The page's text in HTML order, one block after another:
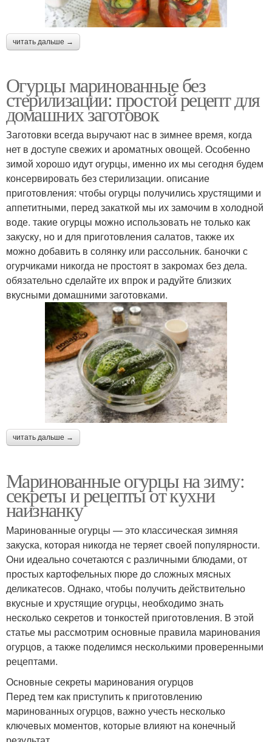
читать дальше →
Огурцы маринованные без
стерилизации: простой рецепт для
домашних заготовок
Заготовки всегда выручают нас в зимнее время, когда
нет в доступе свежих и ароматных овощей. Особенно
зимой хорошо идут огурцы, именно их мы сегодня будем
консервировать без стерилизации. описание
приготовления: чтобы огурцы получились хрустящими и
аппетитными, перед закаткой мы их замочим в холодной
воде. такие огурцы можно использовать не только как
закуску, но и для приготовления салатов, также их
можно добавить в солянку или рассольник. баночки с
огурчиками никогда не простоят в закромах без дела.
обязательно сделайте их впрок и радуйте близких
вкусными домашними заготовками.
читать дальше →
Маринованные огурцы на зиму:
секреты и рецепты от кухни
наизнанку
Маринованные огурцы — это классическая зимняя
закуска, которая никогда не теряет своей популярности.
Они идеально сочетаются с различными блюдами, от
простых картофельных пюре до сложных мясных
деликатесов. Однако, чтобы получить действительно
вкусные и хрустящие огурцы, необходимо знать
несколько секретов и тонкостей приготовления. В этой
статье мы рассмотрим основные правила маринования
огурцов, а также поделимся несколькими проверенными
рецептами.
Основные секреты маринования огурцов
Перед тем как приступить к приготовлению
маринованных огурцов, важно учесть несколько
ключевых моментов, которые влияют на конечный